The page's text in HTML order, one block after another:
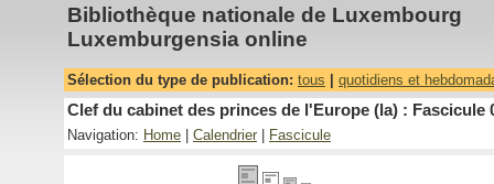
Bibliothèque nationale de Luxembourg
Luxemburgensia online
Sélection du type de publication: tous quotidiens et
Clef du cabinet des princes de l'Europe (la) : Fascicule
Navigation: Home Calendrier Fascicule